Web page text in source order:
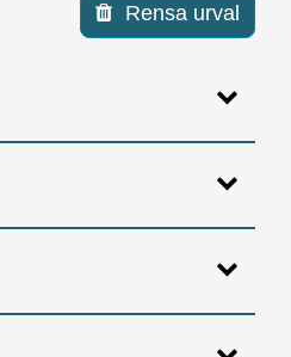
Rensa urval